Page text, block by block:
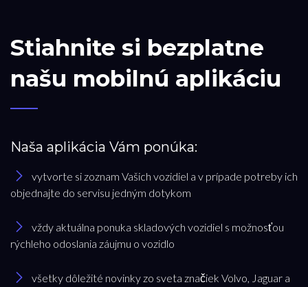
Stiahnite si bezplatne
našu mobilnú aplikáciu
Naša aplikácia Vám ponúka:
vytvorte si zoznam Vašich vozidiel a v prípade potreby ich
objednajte do servisu jedným dotykom
vždy aktuálna ponuka skladových vozidiel s možnosťou
rýchleho odoslania záujmu o vozidlo
všetky dôležité novinky zo sveta značiek Volvo, Jaguar a